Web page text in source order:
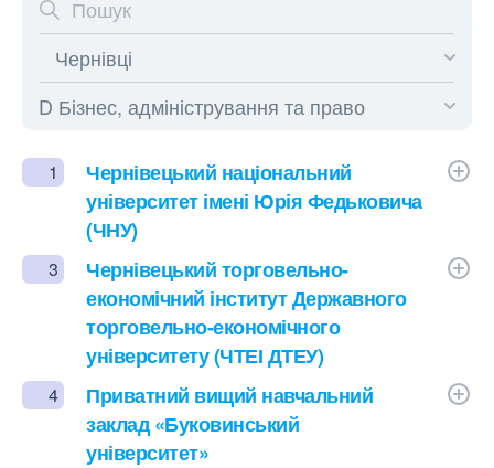
1
Чернівецький національний
університет імені Юрія Федьковича
(ЧНУ)
3
Чернівецький торговельно-
економічний інститут Державного
торговельно-економічного
університету (ЧТЕІ ДТЕУ)
4
Приватний вищий навчальний
заклад «Буковинський
університет»